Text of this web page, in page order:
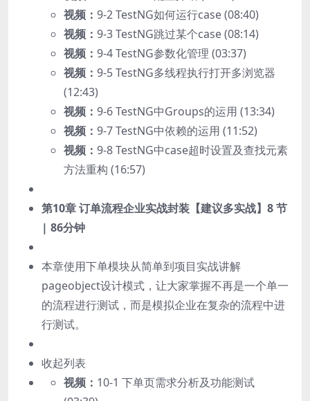
视频： 9-2 TestNG如何运行case (08:40)
视频： 9-3 TestNG跳过某个case (08:14)
视频： 9-4 TestNG参数化管理 (03:37)
视频： 9-5 TestNG多线程执行打开多浏览器
(12:43)
视频： 9-6 TestNG中Groups的运用 (13:34)
视频： 9-7 TestNG中依赖的运用 (11:52)
视频： 9-8 TestNG中case超时设置及查找元素
方法重构 (16:57)
第10章 订单流程企业实战封装【建议多实战】 8 节
| 86分钟
本章使用下单模块从简单到项目实战讲解
pageobject设计模式，让大家掌握不再是一个单一
的流程进行测试，而是模拟企业在复杂的流程中进
行测试。
收起列表
视频： 10-1 下单页需求分析及功能测试